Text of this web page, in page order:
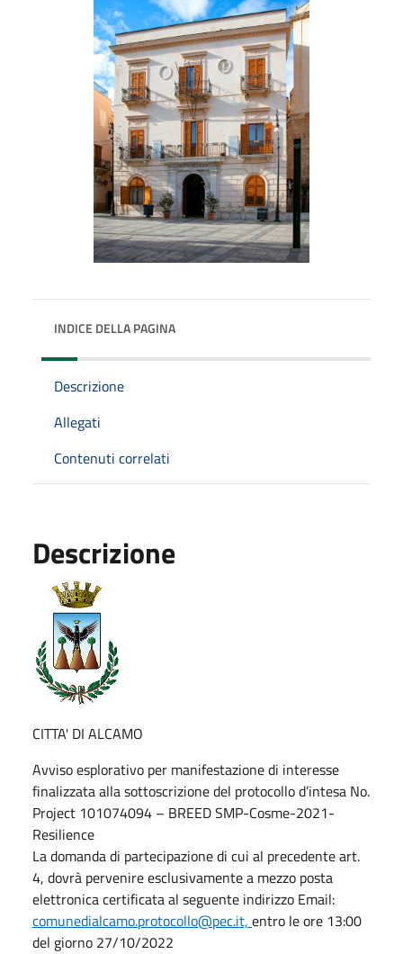
INDICE DELLA PAGINA
Descrizione
Allegati
Contenuti correlati
Descrizione
CITTA' DI ALCAMO
Avviso esplorativo per manifestazione di interesse
finalizzata alla sottoscrizione del protocollo d’intesa No.
Project 101074094 – BREED SMP-Cosme-2021-
Resilience
La domanda di partecipazione di cui al precedente art.
4, dovrà pervenire esclusivamente a mezzo posta
elettronica certificata al seguente indirizzo Email:
comunedialcamo.protocollo@pec.it, entro le ore 13:00
del giorno 27/10/2022